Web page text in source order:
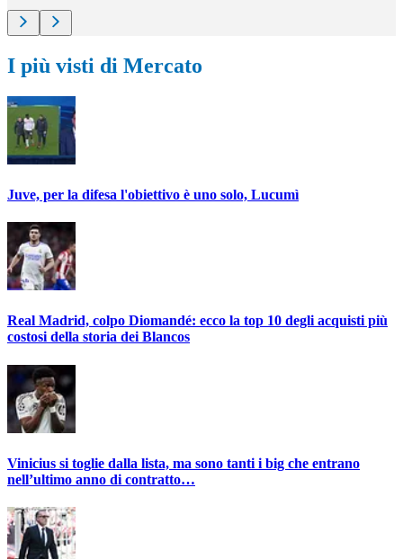
I più visti di Mercato
Juve, per la difesa l'obiettivo è uno solo, Lucumì
Real Madrid, colpo Diomandé: ecco la top 10 degli acquisti più
costosi della storia dei Blancos
Vinicius si toglie dalla lista, ma sono tanti i big che entrano
nell’ultimo anno di contratto…